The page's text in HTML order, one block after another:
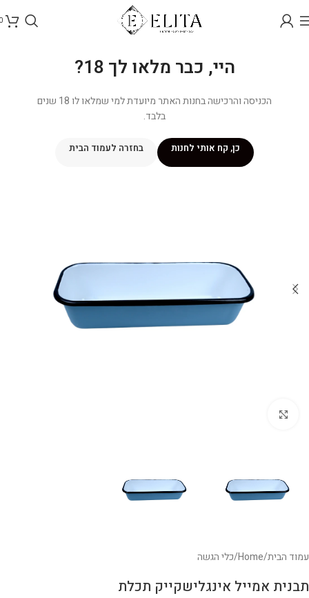
היי, כבר מלאו לך 18?
הכניסה והרכישה בחנות האתר מיועדת למי שמלאו לו 18 שנים
בלבד.
כן, קח אותי לחנות בחזרה לעמוד הבית
עמוד הבית/
Home
/כלי הגשה
תבנית אמייל אינגלישקייק תכלת